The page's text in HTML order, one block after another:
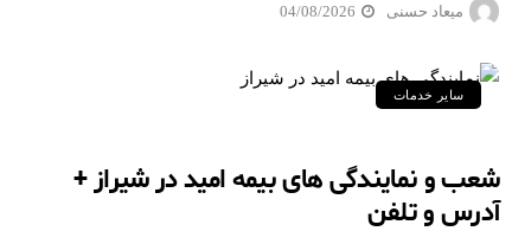
میعاد حسنی 04/08/2026
سایر خدمات
شعب و نمایندگی های بیمه امید در شیراز +
آدرس و تلفن